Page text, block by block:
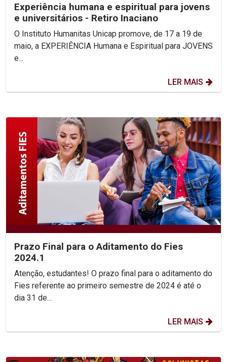
Experiência humana e espiritual para jovens
e universitários - Retiro Inaciano
O Instituto Humanitas Unicap promove, de 17 a 19 de
maio, a EXPERIÊNCIA Humana e Espiritual para JOVENS
e...
LER MAIS
Prazo Final para o Aditamento do Fies
2024.1
Atenção, estudantes! O prazo final para o aditamento do
Fies referente ao primeiro semestre de 2024 é até o
dia 31 de...
LER MAIS